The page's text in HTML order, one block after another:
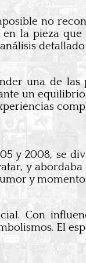
no
la pieza
una de
un
y 2008, se
y
y
Con
El